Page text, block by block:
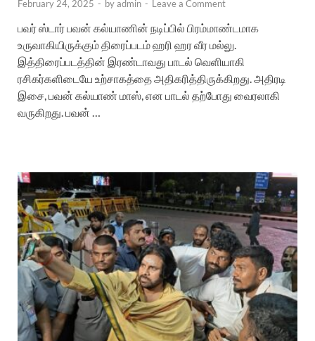
February 24, 2025 - byadmin - Leave a Comment
பவர் ஸ்டார் பவன் கல்யாணின் நடிப்பில் பிரம்மாண்டமாக
உருவாகியிருக்கும் திரைப்படம் ஹரி ஹர வீர மல்லு.
இத்திரைப்படத்தின் இரண்டாவது பாடல் வெளியாகி
ரசிகர்களிடையே உற்சாகத்தை அதிகரித்திருக்கிறது. அதிரடி
இசை, பவன் கல்யாண் மாஸ், என பாடல் தற்போது வைரலாகி
வருகிறது. பவன் …